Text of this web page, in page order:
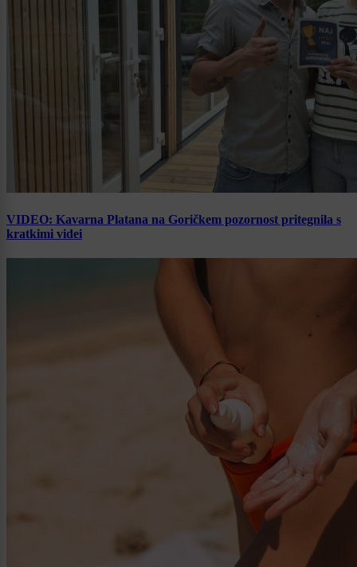
VIDEO: Kavarna Platana na Goričkem pozornost pritegnila s
kratkimi videi